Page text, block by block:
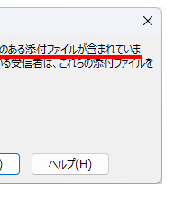
工事・故障情報通知